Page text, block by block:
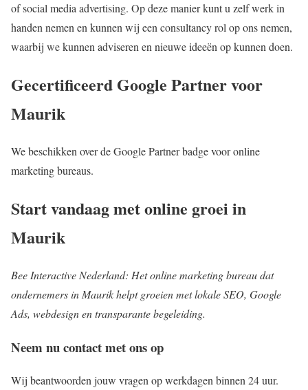
of social media advertising. Op deze manier kunt u zelf werk in
handen nemen en kunnen wij een consultancy rol op ons nemen,
waarbij we kunnen adviseren en nieuwe ideeën op kunnen doen.
Gecertificeerd Google Partner voor
Maurik
We beschikken over de Google Partner badge voor online
marketing bureaus.
Start vandaag met online groei in
Maurik
Bee Interactive Nederland: Het online marketing bureau dat
ondernemers in Maurik helpt groeien met lokale SEO, Google
Ads, webdesign en transparante begeleiding.
Neem nu contact met ons op
Wij beantwoorden jouw vragen op werkdagen binnen 24 uur.